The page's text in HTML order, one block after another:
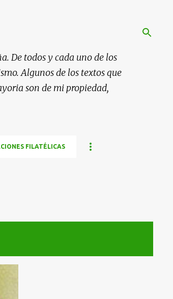
De todos y cada uno de los
Algunos de los textos que
son de mi propiedad,
FILATÉLICAS